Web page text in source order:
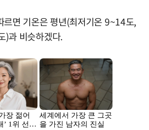
르면 기온은 평년(최저기온 9~14도,
)과 비슷하겠다.